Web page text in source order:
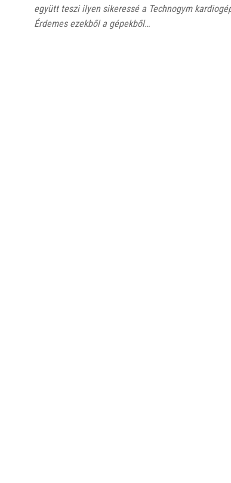
együtt teszi ilyen sikeressé a Technogym
Érdemes ezekből a gépekből…